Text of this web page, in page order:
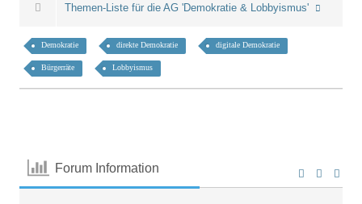
Themen-Liste für die AG 'Demokratie & Lobbyismus'
Demokratie direkte Demokratie digitale Demokratie
Bürgerräte Lobbyismus
Forum Information